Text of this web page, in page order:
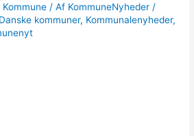
Kommune / Af KommuneNyheder /
Danske kommuner, Kommunalenyheder,